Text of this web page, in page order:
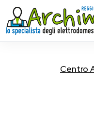
Centro